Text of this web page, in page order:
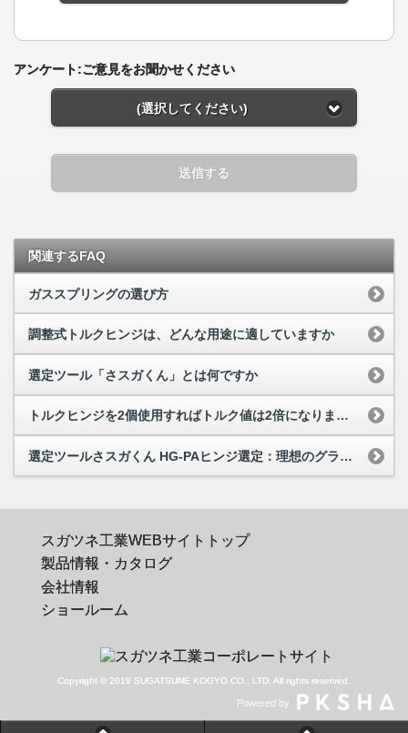
アンケート:ご意見をお聞かせください
(選択してください)
送信する
関連するFAQ
ガススプリングの選び方
調整式トルクヒンジは、どんな用途に適していますか
選定ツール「さスガくん」とは何ですか
トルクヒンジを2個使用すればトルク値は2倍になりますか
選定ツールさスガくん HG-PAヒンジ選定：理想のグラフへの近づけ方
スガツネ工業WEBサイトトップ
製品情報・カタログ
会社情報
ショールーム
Copyright © 2019 SUGATSUNE KOGYO CO., LTD. All rights reserved.
Powered by